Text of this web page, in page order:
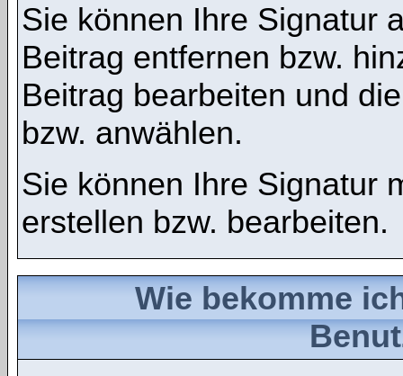
Sie können Ihre Signatur
Beitrag entfernen bzw.
Beitrag bearbeiten und
bzw. anwählen.
Sie können Ihre Signatur
erstellen bzw. bearbeiten.
Wie bekomme